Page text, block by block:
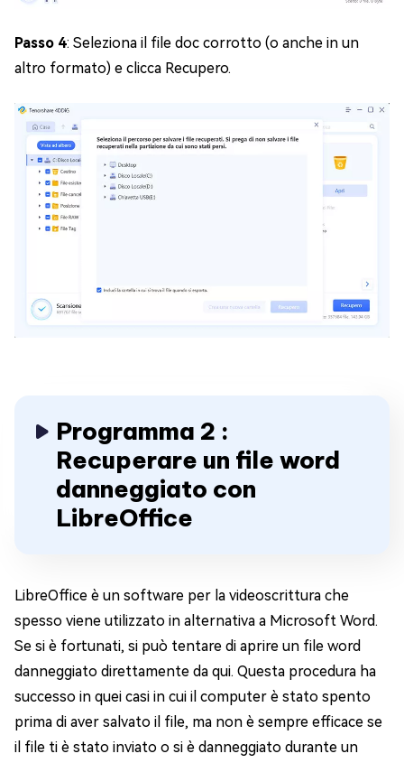
Passo 4: Seleziona il file doc corrotto (o anche in un
altro formato) e clicca Recupero.
Programma 2 :
Recuperare un file word
danneggiato con
LibreOffice
LibreOffice è un software per la videoscrittura che
spesso viene utilizzato in alternativa a Microsoft Word.
Se si è fortunati, si può tentare di aprire un file word
danneggiato direttamente da qui. Questa procedura ha
successo in quei casi in cui il computer è stato spento
prima di aver salvato il file, ma non è sempre efficace se
il file ti è stato inviato o si è danneggiato durante un